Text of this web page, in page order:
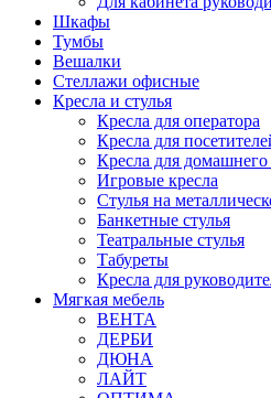
Шкафы
Тумбы
Вешалки
Стеллажи офисные
Кресла и стулья
Кресла для оператора
Кресла для
Кресла для домашнего
Игровые кресла
Стулья на
Банкетные стулья
Театральные стулья
Табуреты
Кресла для
Мягкая мебель
ВЕНТА
ДЕРБИ
ДЮНА
ЛАЙТ